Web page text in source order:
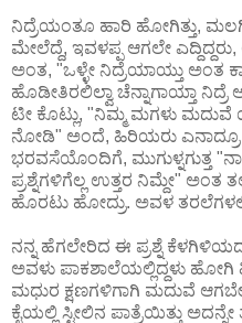
ನಿದ್ರೆಯಂತೂ ಹಾರಿ ಹೋಗಿತ್ತು,
ಮೇಲೆದ್ದೆ, ಇವಳಪ್ಪ ಆಗಲೇ
ಅಂತ, "ಒಳ್ಳೇ ನಿದ್ರೆಯಾಯ್ತು ಅಂತ
ಹೊಡೀತಿರಲಿಲ್ವಾ ಚೆನ್ನಾಗಾಯ್ತಾ ನಿದ್ರೆ
ಟೀ ಕೊಟ್ಲು, "ನಿಮ್ಮ ಮಗಳು ಮದುವೆ
ನೋಡಿ" ಅಂದೆ, ಹಿರಿಯರು ಎನಾದ್ರೂ
ಭರವಸೆಯೊಂದಿಗೆ, ಮುಗುಳ್ನಗುತ್ತ
ಪ್ರಶ್ನೆಗಳಿಗೆಲ್ಲ ಉತ್ತರ ನಿಮ್ದೇ"
ಹೊರಟು ಹೋದ್ರು. ಅವಳ
ನನ್ನ ಹೆಗಲೇರಿದ ಈ ಪ್ರಶ್ನೆ
ಅವಳು ಪಾಕಶಾಲೆಯಲ್ಲಿದ್ದಳು
ಮಧುರ ಕ್ಷಣಗಳಿಗಾಗಿ ಮದುವೆ
ಕೈಯಲ್ಲಿ ಸ್ಟೀಲಿನ ಪಾತ್ರೆಯಿತ್ತು